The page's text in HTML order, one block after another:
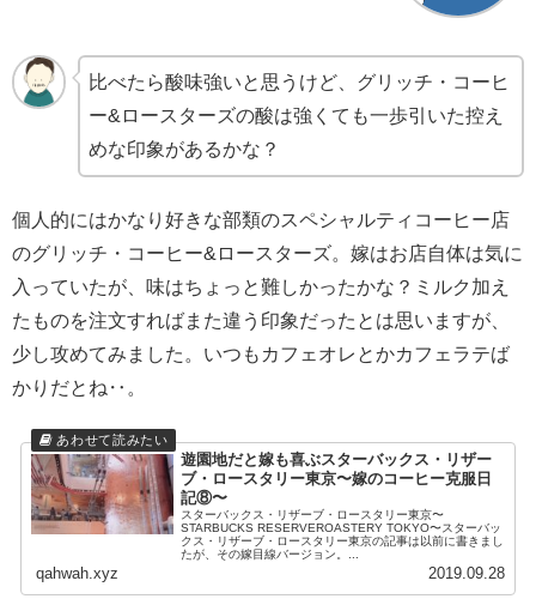
比べたら酸味強いと思うけど、グリッチ・コーヒ
ー&ロースターズの酸は強くても一歩引いた控え
めな印象があるかな？
個人的にはかなり好きな部類のスペシャルティコーヒー店
のグリッチ・コーヒー&ロースターズ。嫁はお店自体は気に
入っていたが、味はちょっと難しかったかな？ミルク加え
たものを注文すればまた違う印象だったとは思いますが、
少し攻めてみました。いつもカフェオレとかカフェラテば
かりだとね‥。
遊園地だと嫁も喜ぶスターバックス・リザー
ブ・ロースタリー東京〜嫁のコーヒー克服日
記⑧〜
スターバックス・リザーブ・ロースタリー東京〜
STARBUCKS RESERVEROASTERY TOKYO〜スターバッ
クス・リザーブ・ロースタリー東京の記事は以前に書きまし
たが、その嫁目線バージョン。...
qahwah.xyz 2019.09.28